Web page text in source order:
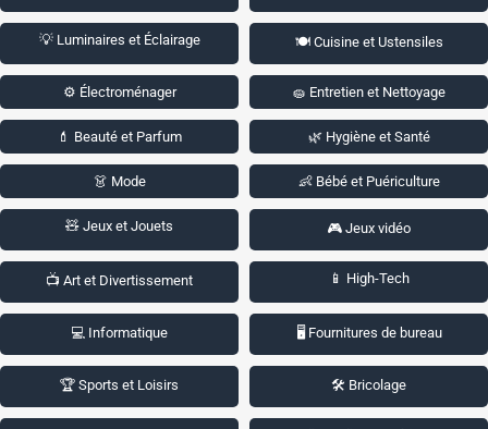
💡 Luminaires et Éclairage 🍽️ Cuisine et Ustensiles
⚙️ Électroménager 🧽 Entretien et Nettoyage
💄 Beauté et Parfum 🌿 Hygiène et Santé
👗 Mode 👶 Bébé et Puériculture
🧸 Jeux et Jouets 🎮 Jeux vidéo
📺 Art et Divertissement 📱 High-Tech
💻 Informatique 🖥️ Fournitures de bureau
🏆 Sports et Loisirs 🛠️ Bricolage